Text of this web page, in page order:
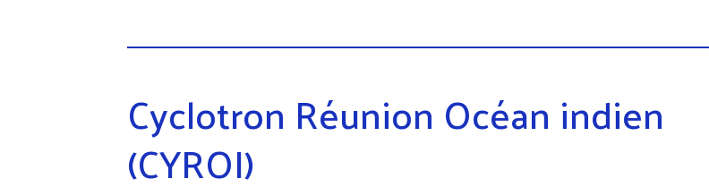
Cyclotron Réunion Océan indien
(CYROI)